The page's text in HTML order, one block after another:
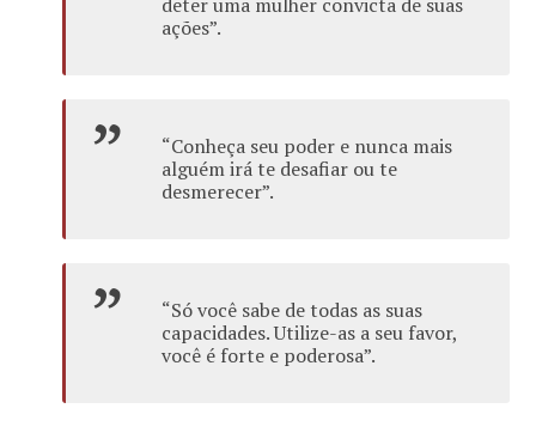
ações”.
“Conheça seu poder e nunca mais
alguém irá te desafiar ou te
desmerecer”.
“Só você sabe de todas as suas
capacidades. Utilize-as a seu favor,
você é forte e poderosa”.